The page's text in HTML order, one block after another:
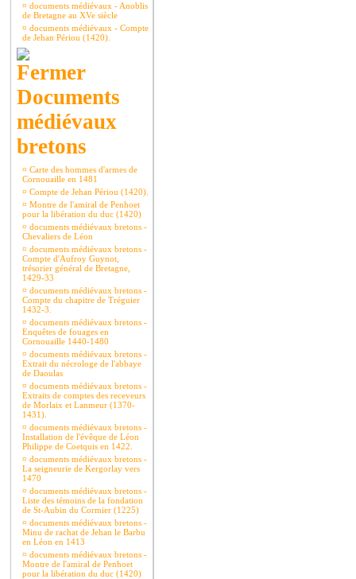
¤ documents médiévaux - Anoblis
de Bretagne au XVe siècle
¤ documents médiévaux - Compte
de Jehan Périou (1420).
Documents
médiévaux
bretons
¤ Carte des hommes d'armes de
Cornouaille en 1481
¤ Compte de Jehan Périou (1420).
¤ Montre de l'amiral de Penhoet
pour la libération du duc (1420)
¤ documents médiévaux bretons -
Chevaliers de Léon
¤ documents médiévaux bretons -
Compte d'Aufroy Guynot,
trésorier général de Bretagne,
1429-33
¤ documents médiévaux bretons -
Compte du chapitre de Tréguier
1432-3.
¤ documents médiévaux bretons -
Enquêtes de fouages en
Cornouaille 1440-1480
¤ documents médiévaux bretons -
Extrait du nécrologe de l'abbaye
de Daoulas
¤ documents médiévaux bretons -
Extraits de comptes des receveurs
de Morlaix et Lanmeur (1370-
1431).
¤ documents médiévaux bretons -
Installation de l'évêque de Léon
Philippe de Coetquis en 1422.
¤ documents médiévaux bretons -
La seigneurie de Kergorlay vers
1470
¤ documents médiévaux bretons -
Liste des témoins de la fondation
de St-Aubin du Cormier (1225)
¤ documents médiévaux bretons -
Minu de rachat de Jehan le Barbu
en Léon en 1413
¤ documents médiévaux bretons -
Montre de l'amiral de Penhoet
pour la libération du duc (1420)